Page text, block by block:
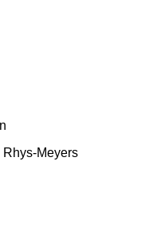
Rhys-Meyers